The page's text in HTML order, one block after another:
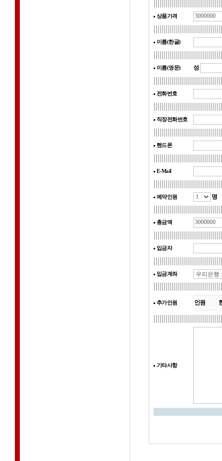
상품가격
이름(한글)
이름(영문) 성
전화번호
직장전화번호
핸드폰
E-Mail
예약인원 명
총금액
입금자
입금계좌
추가인원 인원
기타사항